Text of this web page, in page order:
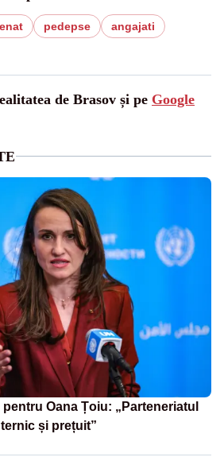
pedepse
angajati
de Brasov și pe Google
Oana Țoiu: „Parteneriatul
și prețuit”